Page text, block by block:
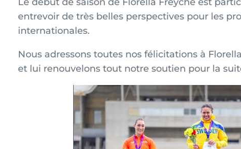
entrevoir de très belles perspectives pour les
internationales.
Nous adressons toutes nos félicitations à
et lui renouvelons tout notre soutien pour la